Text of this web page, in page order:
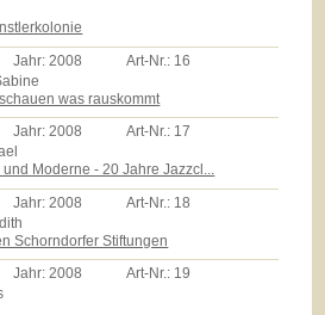
Jahr: 2008 Art-Nr.: 16
was rauskommt
Jahr:2008 Art-Nr.: 17
Moderne - 20 Jahre Jazzcl...
Jahr: 2008 Art-Nr.: 18
Schorndorfer Stiftungen
Jahr:2008 Art-Nr.: 19